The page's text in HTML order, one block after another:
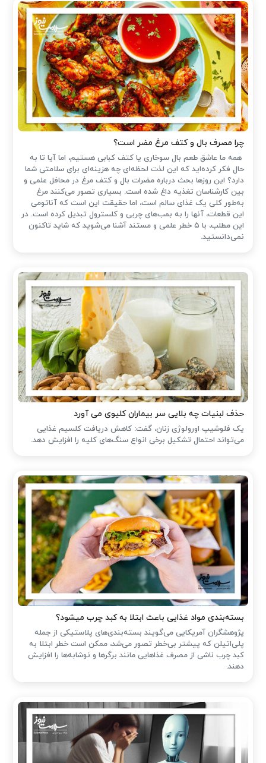
چرا مصرف بال و کتف مرغ مضر است؟
همه ما عاشق طعم بال سوخاری یا کتف کبابی هستیم، اما آیا تا به
حال فکر کرده‌اید که این لذت لحظه‌ای چه هزینه‌ای برای سلامتی شما
دارد؟ این روزها بحث درباره مضرات بال و کتف مرغ در محافل علمی و
بین کارشناسان تغذیه داغ شده است. بسیاری تصور می‌کنند مرغ
به‌طور کلی یک غذای سالم است، اما حقیقت این است که آناتومی
این قطعات، آنها را به بمب‌های چربی و کلسترول تبدیل کرده است. در
این مطلب، با ۵ خطر علمی و مستند آشنا می‌شوید که شاید تاکنون
نمی‌دانستید.
حذف لبنیات چه بلایی سر بیماران کلیوی می آورد
یک فلوشیپ اورولوژی زنان، گفت: کاهش دریافت کلسیم غذایی
می‌تواند احتمال تشکیل برخی انواع سنگ‌های کلیه را افزایش دهد.
بسته‌بندی مواد غذایی باعث ابتلا به کبد چرب میشود؟
پژوهشگران آمریکایی می‌گویند بسته‌بندی‌های پلاستیکی از جمله
پلی‌اتیلن که پیشتر بی‌خطر تصور می‌شد، ممکن است خطر ابتلا به
کبد چرب ناشی از مصرف غذاهایی مانند برگرها و نوشابه‌ها را افزایش
دهند.